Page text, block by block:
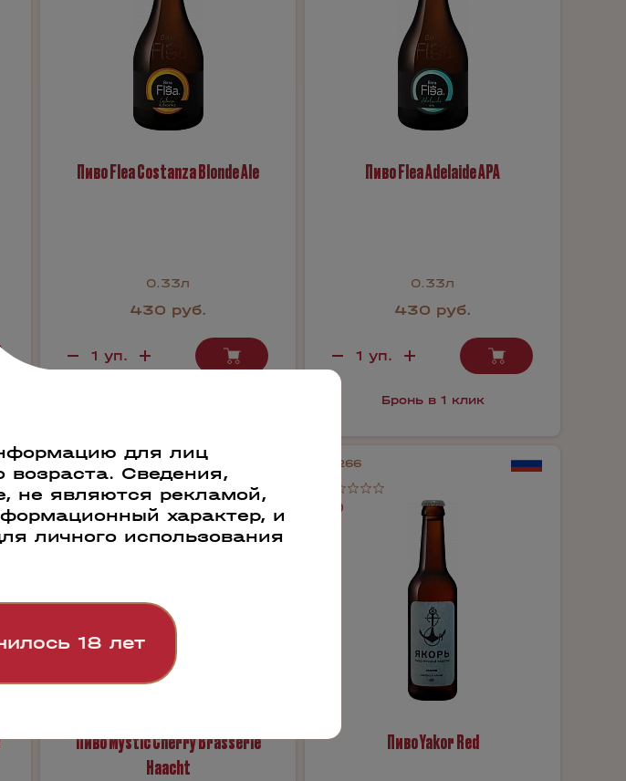
Пиво Flea Costanza Blonde Ale
0.33л
430 руб.
Пиво Flea Adelaide APA
0.33л
430 руб.
Бронь в 1 клик
64246
Пиво Mystic Cherry Brasserie
Haacht
71266
Пиво Yakor Red
для лиц
возраста. Сведения,
не являются рекламой,
характер, и
личного использования
18 лет